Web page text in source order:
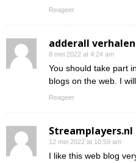
Reageer
adderall
8 mei 2022 at 4:24 am
You should take part
blogs on the web. I
Reageer
Streamplayers.nl
12 mei 2022 at 10:59 am
I like this web blog